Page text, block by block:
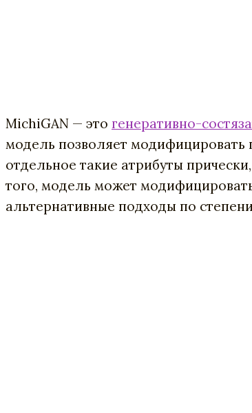
MichiGAN — это генеративно-
модель позволяет
отдельное такие атрибуты
того, модель может
альтернативные подходы по